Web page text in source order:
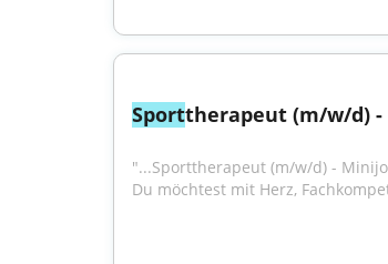
Sporttherapeut (m/w/d)
"...Sporttherapeut (m/w/d) -
Du möchtest mit Herz,